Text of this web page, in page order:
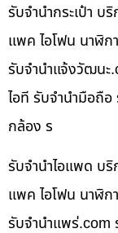
รับจำนำกระเป๋า บ
แพค ไอโฟน นาฬิก
รับจํานําแจ้งวัฒนะ
ไอที รับจำนำมือถื
กล้อง ร
รับจำนำไอแพด บริ
แพค ไอโฟน นาฬิก
รับจํานําแพร่.com